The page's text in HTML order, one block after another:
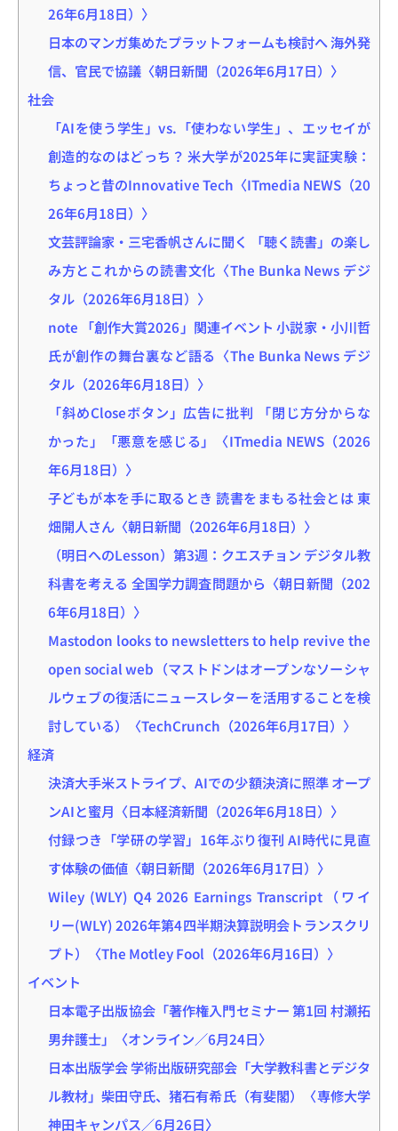
26年6月18日）〉
日本のマンガ集めたプラットフォームも検討へ 海外発
信、官民で協議〈朝日新聞（2026年6月17日）〉
社会
「AIを使う学生」vs.「使わない学生」、エッセイが
創造的なのはどっち？ 米大学が2025年に実証実験：
ちょっと昔のInnovative Tech〈ITmedia NEWS（20
26年6月18日）〉
文芸評論家・三宅香帆さんに聞く 「聴く読書」の楽し
み方とこれからの読書文化〈The Bunka News デジ
タル（2026年6月18日）〉
note 「創作大賞2026」関連イベント 小説家・小川哲
氏が創作の舞台裏など語る〈The Bunka News デジ
タル（2026年6月18日）〉
「斜めCloseボタン」広告に批判 「閉じ方分からな
かった」「悪意を感じる」〈ITmedia NEWS（2026
年6月18日）〉
子どもが本を手に取るとき 読書をまもる社会とは 東
畑開人さん〈朝日新聞（2026年6月18日）〉
（明日へのLesson）第3週：クエスチョン デジタル教
科書を考える 全国学力調査問題から〈朝日新聞（202
6年6月18日）〉
Mastodon looks to newsletters to help revive the
open social web（マストドンはオープンなソーシャ
ルウェブの復活にニュースレターを活用することを検
討している）〈TechCrunch（2026年6月17日）〉
経済
決済大手米ストライプ、AIでの少額決済に照準 オープ
ンAIと蜜月〈日本経済新聞（2026年6月18日）〉
付録つき「学研の学習」16年ぶり復刊 AI時代に見直
す体験の価値〈朝日新聞（2026年6月17日）〉
Wiley (WLY) Q4 2026 Earnings Transcript（ワイ
リー(WLY) 2026年第4四半期決算説明会トランスクリ
プト）〈The Motley Fool（2026年6月16日）〉
イベント
日本電子出版協会「著作権入門セミナー 第1回 村瀬拓
男弁護士」〈オンライン／6月24日〉
日本出版学会 学術出版研究部会「大学教科書とデジタ
ル教材」柴田守氏、猪石有希氏（有斐閣）〈専修大学
神田キャンパス／6月26日〉